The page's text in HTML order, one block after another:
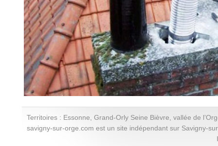
Territoires : Essonne, Grand-Orly Seine Bièvre, vallée de
savigny-sur-orge.com est un site indépendant sur Savigny-